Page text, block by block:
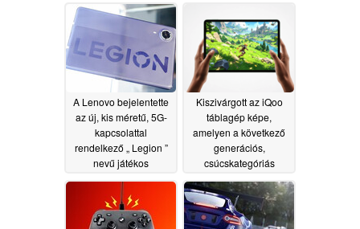
07/02/2026
kijelzővel rendelkezik
06/30/2026
A Lenovo bejelentette
az új, kis méretű, 5G-
kapcsolattal
rendelkező „ Legion ”
nevű játékos
06/30/2026
Kiszivárgott az iQoo
táblagép képe,
amelyen a következő
generációs,
csúcskategóriás
látható06/30/2026